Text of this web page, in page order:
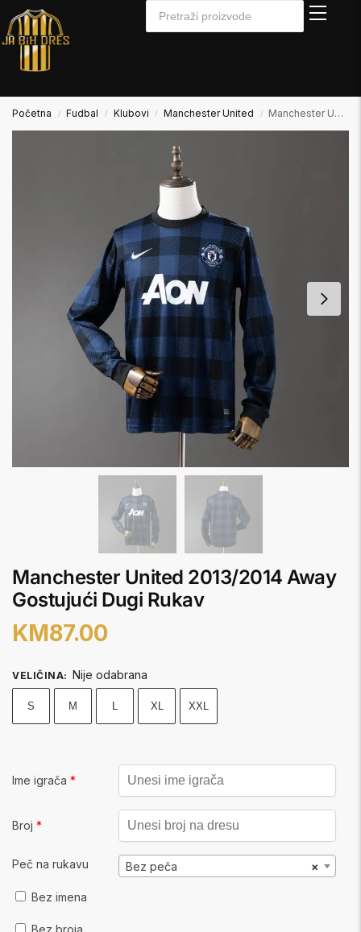
Početna / Fudbal / Klubovi / Manchester United / Manchester United 2013/2014 Away Gostujući Dugi Rukav
Manchester United 2013/2014 Away
Gostujući Dugi Rukav
KM87.00
VELIČINA: Nije odabrana
S M L XL XXL
Ime igrača *
Broj *
Peč na rukavu ×
Bez peča
Bez imena
Bez broja